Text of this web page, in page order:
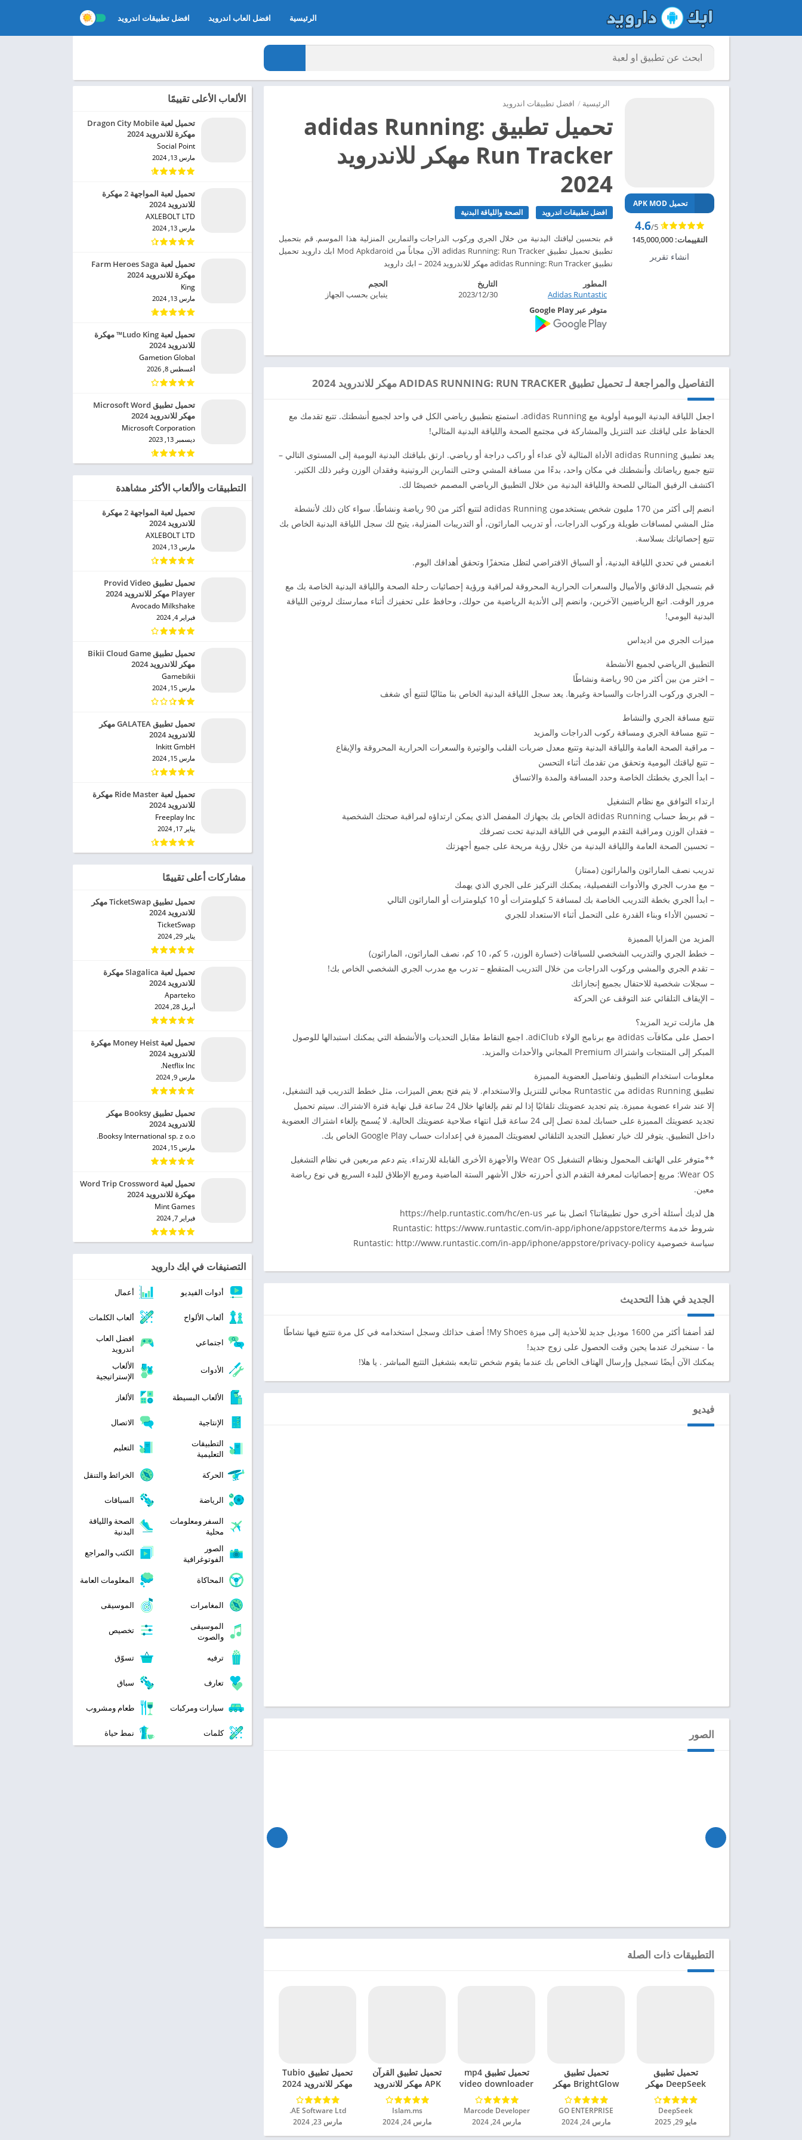
الرئيسية افضل العاب اندرويد افضل تطبيقات اندرويد
الرئيسية / افضل تطبيقات اندرويد
تحميل تطبيق adidas Running:
Run Tracker مهكر للاندرويد
2024
افضل تطبيقات اندرويد الصحة واللياقة البدنية
قم بتحسين لياقتك البدنية من خلال الجري وركوب الدراجات والتمارين المنزلية هذا الموسم. قم بتحميل
تطبيق تحميل تطبيق adidas Running: Run Tracker الآن مجاناً من Mod Apkdaroid ابك دارويد تحميل
تطبيق adidas Running: Run Tracker مهكر للاندرويد 2024 – ابك دارويد
تحميل APK MOD
4.6/5
التقييمات:145,000,000
انشاء تقرير
المطور
Adidas Runtastic‏
التاريخ
2023/12/30
الحجم
يتباين بحسب الجهاز
متوفر عبر Google Play
التفاصيل والمراجعة لـ تحميل تطبيق ADIDAS RUNNING: RUN TRACKER مهكر للاندرويد 2024
اجعل اللياقة البدنية اليومية أولوية مع adidas Running. استمتع بتطبيق رياضي الكل في واحد لجميع أنشطتك. تتبع تقدمك مع
الحفاظ على لياقتك عند التنزيل والمشاركة في مجتمع الصحة واللياقة البدنية المثالي!
يعد تطبيق adidas Running الأداة المثالية لأي عداء أو راكب دراجة أو رياضي. ارتق بلياقتك البدنية اليومية إلى المستوى التالي –
تتبع جميع رياضاتك وأنشطتك في مكان واحد، بدءًا من مسافة المشي وحتى التمارين الروتينية وفقدان الوزن وغير ذلك الكثير.
اكتشف الرفيق المثالي للصحة واللياقة البدنية من خلال التطبيق الرياضي المصمم خصيصًا لك.
انضم إلى أكثر من 170 مليون شخص يستخدمون adidas Running لتتبع أكثر من 90 رياضة ونشاطًا. سواء كان ذلك لأنشطة
مثل المشي لمسافات طويلة وركوب الدراجات، أو تدريب الماراثون، أو التدريبات المنزلية، يتيح لك سجل اللياقة البدنية الخاص بك
تتبع إحصائياتك بسلاسة.
انغمس في تحدي اللياقة البدنية، أو السباق الافتراضي لتظل متحفزًا وتحقق أهدافك اليوم.
قم بتسجيل الدقائق والأميال والسعرات الحرارية المحروقة لمراقبة ورؤية إحصائيات رحلة الصحة واللياقة البدنية الخاصة بك مع
مرور الوقت. اتبع الرياضيين الآخرين، وانضم إلى الأندية الرياضية من حولك، وحافظ على تحفيزك أثناء ممارستك لروتين اللياقة
البدنية اليومي!
ميزات الجري من اديداس
التطبيق الرياضي لجميع الأنشطة
– اختر من بين أكثر من 90 رياضة ونشاطًا
– الجري وركوب الدراجات والسباحة وغيرها. يعد سجل اللياقة البدنية الخاص بنا مثاليًا لتتبع أي شغف
تتبع مسافة الجري والنشاط
– تتبع مسافة الجري ومسافة ركوب الدراجات والمزيد
– مراقبة الصحة العامة واللياقة البدنية وتتبع معدل ضربات القلب والوتيرة والسعرات الحرارية المحروقة والإيقاع
– تتبع لياقتك اليومية وتحقق من تقدمك أثناء التحسن
– ابدأ الجري بخطتك الخاصة وحدد المسافة والمدة والاتساق
ارتداء التوافق مع نظام التشغيل
– قم بربط حساب adidas Running الخاص بك بجهازك المفضل الذي يمكن ارتداؤه لمراقبة صحتك الشخصية
– فقدان الوزن ومراقبة التقدم اليومي في اللياقة البدنية تحت تصرفك
– تحسين الصحة العامة واللياقة البدنية من خلال رؤية مريحة على جميع أجهزتك
تدريب نصف الماراثون والماراثون (ممتاز)
– مع مدرب الجري والأدوات التفصيلية، يمكنك التركيز على الجري الذي يهمك
– ابدأ الجري بخطة التدريب الخاصة بك لمسافة 5 كيلومترات أو 10 كيلومترات أو الماراثون التالي
– تحسين الأداء وبناء القدرة على التحمل أثناء الاستعداد للجري
المزيد من المزايا المميزة
– خطط الجري والتدريب الشخصي للسباقات (خسارة الوزن، 5 كم، 10 كم، نصف الماراثون، الماراثون)
– تقدم الجري والمشي وركوب الدراجات من خلال التدريب المتقطع – تدرب مع مدرب الجري الشخصي الخاص بك!
– سجلات شخصية للاحتفال بجميع إنجازاتك
– الإيقاف التلقائي عند التوقف عن الحركة
هل مازلت تريد المزيد؟
احصل على مكافآت adidas مع برنامج الولاء adiClub. اجمع النقاط مقابل التحديات والأنشطة التي يمكنك استبدالها للوصول
المبكر إلى المنتجات واشتراك Premium المجاني والأحداث والمزيد.
معلومات استخدام التطبيق وتفاصيل العضوية المميزة
تطبيق adidas Running من Runtastic مجاني للتنزيل والاستخدام. لا يتم فتح بعض الميزات، مثل خطط التدريب قيد التشغيل،
إلا عند شراء عضوية مميزة. يتم تجديد عضويتك تلقائيًا إذا لم تقم بإلغائها خلال 24 ساعة قبل نهاية فترة الاشتراك. سيتم تحميل
تجديد عضويتك المميزة على حسابك لمدة تصل إلى 24 ساعة قبل انتهاء صلاحية عضويتك الحالية. لا يُسمح بإلغاء اشتراك العضوية
داخل التطبيق. يتوفر لك خيار تعطيل التجديد التلقائي لعضويتك المميزة في إعدادات حساب Google Play الخاص بك.
**متوفر على الهاتف المحمول ونظام التشغيل Wear OS والأجهزة الأخرى القابلة للارتداء. يتم دعم مربعين في نظام التشغيل
Wear OS: مربع إحصائيات لمعرفة التقدم الذي أحرزته خلال الأشهر الستة الماضية ومربع الإطلاق للبدء السريع في نوع رياضة
معين.
هل لديك أسئلة أخرى حول تطبيقاتنا؟ اتصل بنا عبر https://help.runtastic.com/hc/en-us
شروط خدمة Runtastic: https://www.runtastic.com/in-app/iphone/appstore/terms
سياسة خصوصية Runtastic: http://www.runtastic.com/in-app/iphone/appstore/privacy-policy
الجديد في هذا التحديث
لقد أضفنا أكثر من 1600 موديل جديد للأحذية إلى ميزة My Shoes! أضف حذائك وسجل استخدامه في كل مرة تتتبع فيها نشاطًا
ما - سنخبرك عندما يحين وقت الحصول على زوج جديد!
يمكنك الآن أيضًا تسجيل وإرسال الهتاف الخاص بك عندما يقوم شخص تتابعه بتشغيل التتبع المباشر . يا هلا!
فيديو
الصور
التطبيقات ذات الصلة
تحميل تطبيق
DeepSeek مهكر
للاندرويد 2025
DeepSeek‏
مايو 29, 2025
تحميل تطبيق
BrightGlow مهكر
للاندرويد 2024
GO ENTERPRISE‏
مارس 24, 2024
تحميل تطبيق mp4
video downloader
مهكر للاندرويد 2024
Marcode Developer‏
مارس 24, 2024
تحميل تطبيق القرآن
APK مهكر للاندرويد
2024
Islam.ms‏
مارس 24, 2024
تحميل تطبيق Tubio
مهكر للاندرويد 2024
AE Software Ltd.‏
مارس 23, 2024
الألعاب الأعلى تقييمًا
تحميل لعبة Dragon City Mobile
مهكرة للاندرويد 2024
Social Point‏
مارس 13, 2024
تحميل لعبة المواجهة 2 مهكرة
للاندرويد 2024
AXLEBOLT LTD‏
مارس 13, 2024
تحميل لعبة Farm Heroes Saga
مهكرة للاندرويد 2024
King‏
مارس 13, 2024
تحميل لعبة Ludo King™ مهكرة
للاندرويد 2024
Gametion Global‏
أغسطس 8, 2026
تحميل تطبيق Microsoft Word
مهكر للاندرويد 2024
Microsoft Corporation‏
ديسمبر 13, 2023
التطبيقات والألعاب الأكثر مشاهدة
تحميل لعبة المواجهة 2 مهكرة
للاندرويد 2024
AXLEBOLT LTD‏
مارس 13, 2024
تحميل تطبيق Provid Video
Player مهكر للاندرويد 2024
Avocado Milkshake‏
فبراير 4, 2024
تحميل تطبيق Bikii Cloud Game
مهكر للاندرويد 2024
Gamebikii‏
مارس 15, 2024
تحميل تطبيق GALATEA مهكر
للاندرويد 2024
Inkitt GmbH‏
مارس 15, 2024
تحميل لعبة Ride Master مهكرة
للاندرويد 2024
Freeplay Inc‏
يناير 17, 2024
مشاركات أعلى تقييمًا
تحميل تطبيق TicketSwap مهكر
للاندرويد 2024
TicketSwap‏
يناير 29, 2024
تحميل لعبة Slagalica مهكرة
للاندرويد 2024
Aparteko‏
أبريل 28, 2024
تحميل لعبة Money Heist مهكرة
للاندرويد 2024
Netflix Inc.‏
مارس 9, 2024
تحميل تطبيق Booksy مهكر
للاندرويد 2024
Booksy International sp. z o.o.‏
مارس 15, 2024
تحميل لعبة Word Trip Crossword
مهكرة للاندرويد 2024
Mint Games‏
فبراير 7, 2024
التصنيفات في ابك دارويد
أدوات الفيديو أعمال
ألعاب الألواح ألعاب الكلمات
اجتماعي
افضل العاب
اندرويد
الأدوات
الألعاب
الإستراتيجية
الألعاب البسيطة
الألغاز
الإنتاجية
الاتصال
التطبيقات
التعليمية
التعليم
الحركة الخرائط والتنقل
الرياضة
السباقات
السفر ومعلومات
محلية
الصحة واللياقة
البدنية
الصور
الفوتوغرافية
الكتب والمراجع
المحاكاة المعلومات العامة
المغامرات
الموسيقى
الموسيقى
والصوت
تخصيص
ترفيه تسوّق
تعارف سباق
سيارات ومركبات طعام ومشروب
كلمات نمط حياة